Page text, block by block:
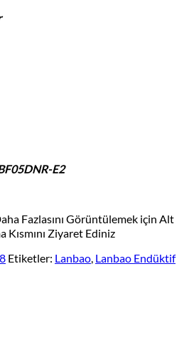
E2
Fazlasını Görüntülemek için Alt
Kısmını Ziyaret Ediniz
Etiketler: Lanbao, Lanbao Endüktif